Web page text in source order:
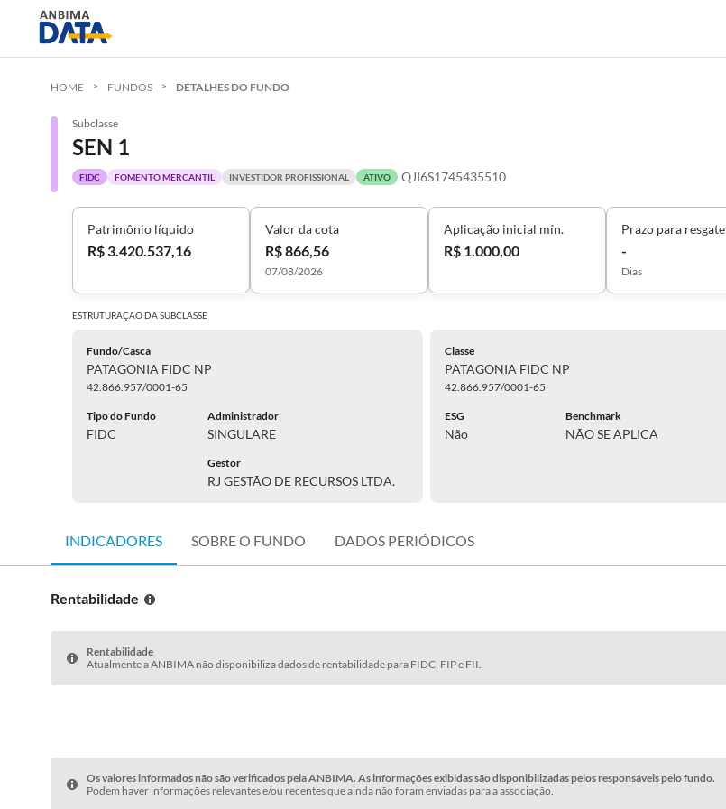
HOME FUNDOS DETALHES DO FUNDO
Subclasse
SEN 1
FIDC FOMENTO MERCANTIL INVESTIDOR PROFISSIONAL ATIVO QJI6S1745435510
Patrimônio líquido
R$ 3.420.537,16
Valor da cota
R$ 866,56
07/08/2026
Aplicação inicial mín.
R$ 1.000,00
Prazo para resgate
-
Dias
ESTRUTURAÇÃO DASUBCLASSE
Fundo/Casca
PATAGONIA FIDC NP
42.866.957/0001-65
Tipo do Fundo
FIDC
Administrador
SINGULARE
Gestor
RJ GESTÃO DE RECURSOS LTDA.
Classe
PATAGONIA FIDC NP
42.866.957/0001-65
ESG
Não
Benchmark
NÃO SE APLICA
INDICADORES SOBRE O FUNDO DADOS PERIÓDICOS
Rentabilidade
Rentabilidade
Atualmente a ANBIMA não disponibiliza dados de rentabilidade para FIDC, FIP e FII.
Os valores informados não são verificados pela ANBIMA. As informações exibidas são disponibilizadas pelos responsáveis pelo fundo.
Podem haver informações relevantes e/ou recentes que ainda não foram enviadas para a associação.